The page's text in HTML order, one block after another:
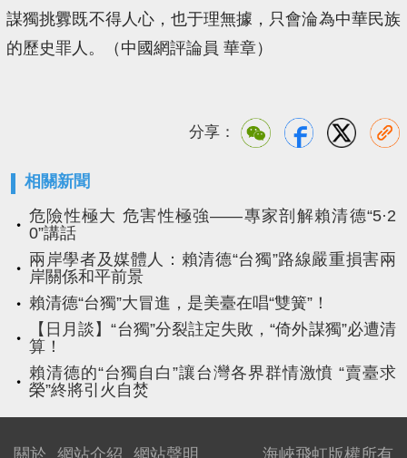
謀獨挑釁既不得人心，也于理無據，只會淪為中華民族
的歷史罪人。（中國網評論員 華章）
分享：
相關新聞
危險性極大 危害性極強——專家剖解賴清德“5·2
0”講話
兩岸學者及媒體人：賴清德“台獨”路線嚴重損害兩
岸關係和平前景
賴清德“台獨”大冒進，是美臺在唱“雙簧”！
【日月談】“台獨”分裂註定失敗，“倚外謀獨”必遭清
算！
賴清德的“台獨自白”讓台灣各界群情激憤 “賣臺求
榮”終將引火自焚
海峽飛虹版權所有
關於 網站介紹 網站聲明